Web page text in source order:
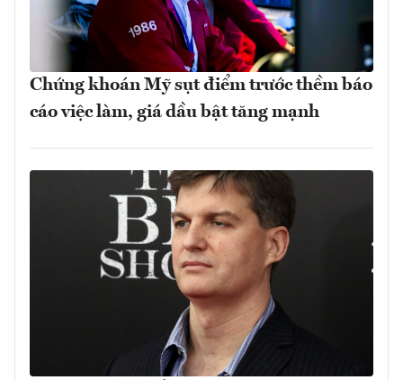
Chứng khoán Mỹ sụt điểm trước thềm báo
cáo việc làm, giá dầu bật tăng mạnh